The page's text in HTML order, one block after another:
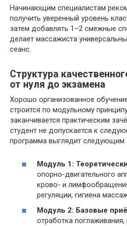
Начинающим специалистам
получить уверенный уровень
затем добавлять 1–2 смежные
делает массажиста
сеанс.
Структура
от нуля до экзамена
Хорошо организованное
строится по модульному
заканчивается практическим
студент не допускается к
программа выглядит следующим
Модуль 1:
опорно-двигательного
крово- и
регуляции, гигиена
Модуль 2: Базовые
отработка поглаживания,